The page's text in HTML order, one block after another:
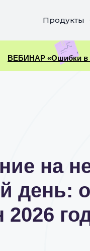
Продукты
ВЕБИНАР «Ошибки в
на
день: